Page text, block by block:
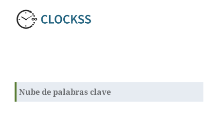
Nube de palabras clave